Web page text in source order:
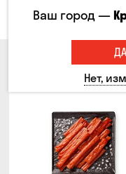
Все товары
Ваш город —
ДА
Нет,